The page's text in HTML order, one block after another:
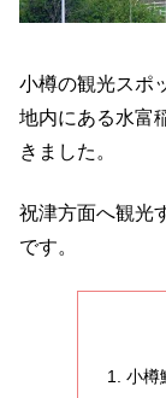
小樽の観光スポ
地内にある水富
きました。
祝津方面へ観光
です。
小樽